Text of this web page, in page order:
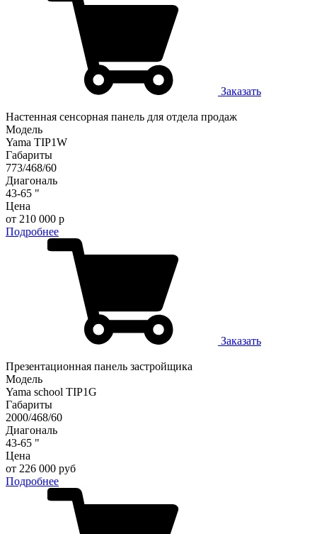
Заказать
Настенная сенсорная панель для отдела продаж
Модель
Yama TIP1W
Габариты
773/468/60
Диагональ
43-65 "
Цена
от 210 000 р
Подробнее
Заказать
Презентационная панель застройщикa
Модель
Yama school TIP1G
Габариты
2000/468/60
Диагональ
43-65 "
Цена
от 226 000 руб
Подробнее